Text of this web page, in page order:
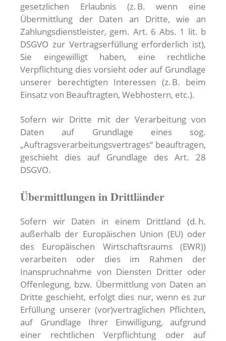
gesetzlichen Erlaubnis (z. B. wenn eine
Übermittlung der Daten an Dritte, wie an
Zahlungsdienstleister, gem. Art. 6 Abs. 1 lit. b
DSGVO zur Vertragserfüllung erforderlich ist),
Sie eingewilligt haben, eine rechtliche
Verpflichtung dies vorsieht oder auf Grundlage
unserer berechtigten Interessen (z. B. beim
Einsatz von Beauftragten, Webhostern, etc.).
Sofern wir Dritte mit der Verarbeitung von
Daten auf Grundlage eines sog.
„Auftragsverarbeitungsvertrages“ beauftragen,
geschieht dies auf Grundlage des Art. 28
DSGVO.
Übermittlungen in Drittländer
Sofern wir Daten in einem Drittland (d. h.
außerhalb der Europäischen Union (EU) oder
des Europäischen Wirtschaftsraums (EWR))
verarbeiten oder dies im Rahmen der
Inanspruchnahme von Diensten Dritter oder
Offenlegung, bzw. Übermittlung von Daten an
Dritte geschieht, erfolgt dies nur, wenn es zur
Erfüllung unserer (vor)vertraglichen Pflichten,
auf Grundlage Ihrer Einwilligung, aufgrund
einer rechtlichen Verpflichtung oder auf